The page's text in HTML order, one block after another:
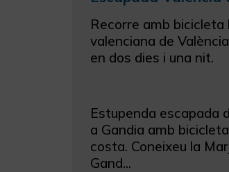
Recorre amb bicicleta
valenciana de
en dos dies i una nit.
Estupenda escapada
a Gandia amb
costa. Coneixeu la
Gand...